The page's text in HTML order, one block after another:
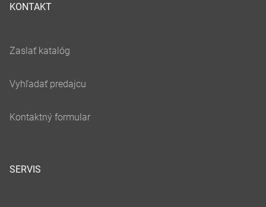
KONTAKT
SERVIS